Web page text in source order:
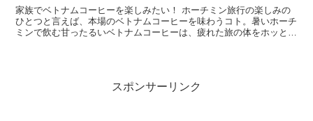
家族でベトナムコーヒーを楽しみたい！ ホーチミン旅行の楽しみの
ひとつと言えば、本場のベトナムコーヒーを味わうコト。暑いホーチ
ミンで飲む甘ったるいベトナムコーヒーは、疲れた旅の体をホッとさ
スポンサーリンク